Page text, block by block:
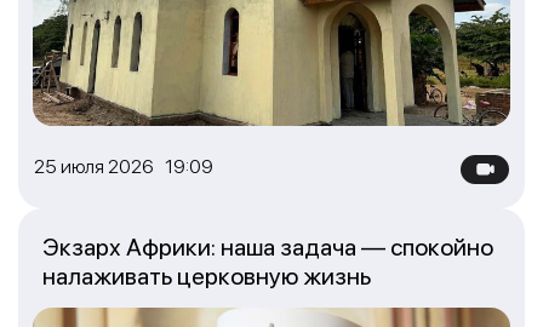
25 июля 2026 19:09
Экзарх Африки: наша задача — спокойно
налаживать церковную жизнь